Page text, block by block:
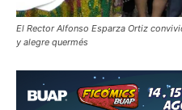
El Rector Alfonso Esparza Ortiz
y alegre quermés